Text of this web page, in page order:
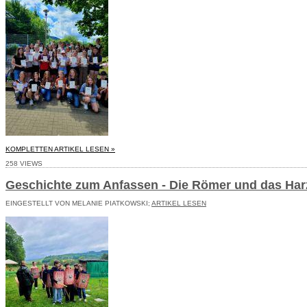
KOMPLETTEN ARTIKEL LESEN »
258 VIEWS
Geschichte zum Anfassen - Die Römer und das
EINGESTELLT VON MELANIE PIATKOWSKI; ARTIKEL LESEN